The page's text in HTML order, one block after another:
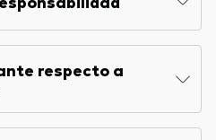
de inversión
respecto a